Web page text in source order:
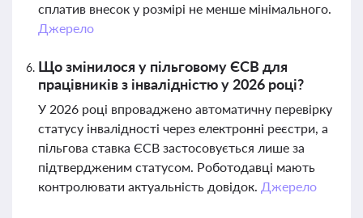
сплатив внесок у розмірі не менше мінімального.
Джерело
Що змінилося у пільговому ЄСВ для
працівників з інвалідністю у 2026 році?
У 2026 році впроваджено автоматичну перевірку
статусу інвалідності через електронні реєстри, а
пільгова ставка ЄСВ застосовується лише за
підтвердженим статусом. Роботодавці мають
контролювати актуальність довідок. Джерело